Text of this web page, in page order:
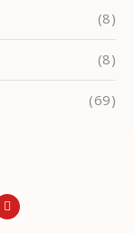
(8)
(8)
(69)